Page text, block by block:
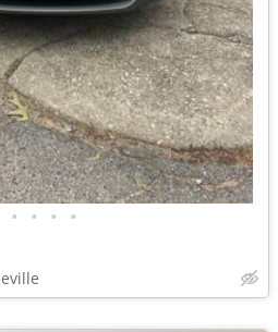
• • • •